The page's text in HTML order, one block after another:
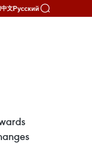
中文Русский